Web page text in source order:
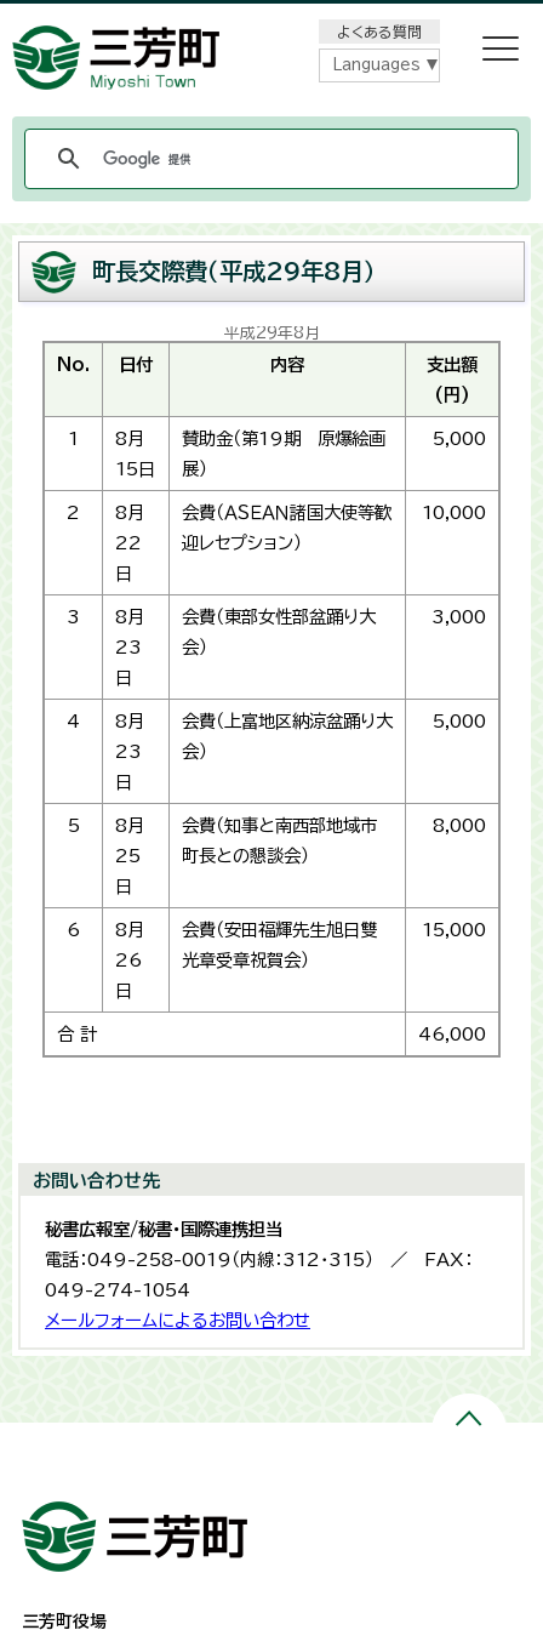
よくある質問
Languages
町長交際費（平成29年8月）
平成29年8月
No. 日付 内容
支出額
(円)
1
8月
15日
賛助金（第19期 原爆絵画
展）
5,000
2
8月
22
日
会費（ＡＳＥＡＮ諸国大使等歓
迎レセプション）
10,000
3
8月
23
日
会費（東部女性部盆踊り大
会）
3,000
4
8月
23
日
会費（上富地区納涼盆踊り大
会）
5,000
5
8月
25
日
会費（知事と南西部地域市
町長との懇談会）
8,000
6
8月
26
日
会費（安田福輝先生旭日雙
光章受章祝賀会）
15,000
合 計 46,000
お問い合わせ先
秘書広報室/秘書・国際連携担当
電話：049-258-0019（内線：312・315） ／ FAX：
049-274-1054
メールフォームによるお問い合わせ
三芳町役場